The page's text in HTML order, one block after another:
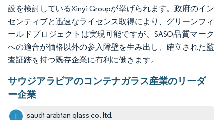
設を検討しているXinyi Groupが挙げられます。政府のイン
センティブと迅速なライセンス取得により、グリーンフィ
ールドプロジェクトは実現可能ですが、SASO品質マーク
への適合が価格以外の参入障壁を生み出し、確立された監
査証跡を持つ既存企業に有利に働きます。
サウジアラビアのコンテナガラス産業のリーダ
ー企業
saudi arabian glass co. ltd.